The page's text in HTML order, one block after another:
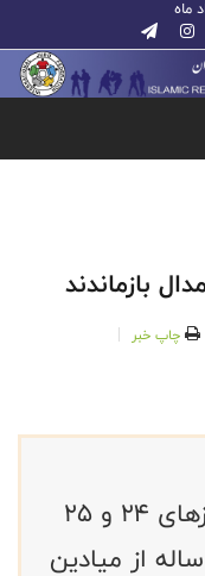
ماه
بازماندند
چاپ خبر
ملی پوشان کشورمان طی روزهای 24 و 25
از میادین